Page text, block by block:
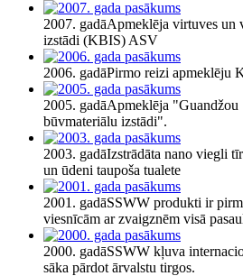
2007. gadāApmeklēja virtuves un
izstādi (KBIS) ASV
2006. gadāPirmo reizi apmeklēju
2005. gadāApmeklēja "Guandžou
būvmateriālu izstādi".
2003. gadāIzstrādāta nano viegli
un ūdeni taupoša tualete
2001. gadāSSWW produkti ir
viesnīcām ar zvaigznēm visā
2000. gadāSSWW kļuva
sāka pārdot ārvalstu tirgos.